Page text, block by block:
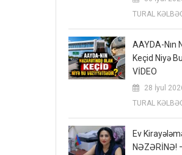
TURAL
AAYDA-Nın
Keçid Niyə
VİDEO
28 İyul
TURAL
Ev
NƏZƏRİNƏ!